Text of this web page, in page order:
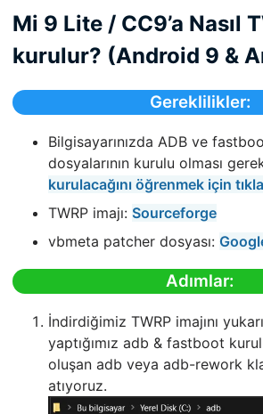
Mi 9 Lite / CC9’a Nasıl
kurulur? (Android 9 &
Gereklilikler:
Bilgisayarınızda ADB ve
dosyalarının kurulu olması
kurulacağını öğrenmek için
TWRP imajı: Sourceforge
vbmeta patcher dosyası:
Adımlar:
İndirdiğimiz TWRP imajını
yaptığımız adb & fastboot
oluşan adb veya adb-rework
atıyoruz.